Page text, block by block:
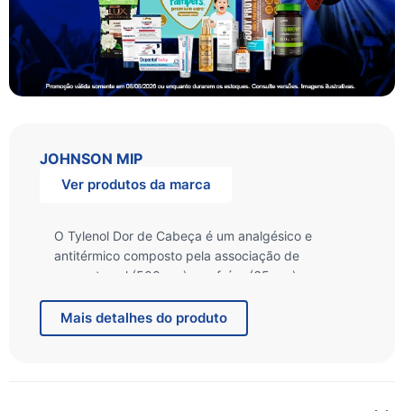
JOHNSON MIP
Ver produtos da marca
O Tylenol Dor de Cabeça é um analgésico e
antitérmico composto pela associação de
paracetamol (500 mg) e cafeína (65 mg),
dores de cabeça intensas, enxaquecas e febre. O
principal benefício desta formulação é a ação
Mais detalhes do produto